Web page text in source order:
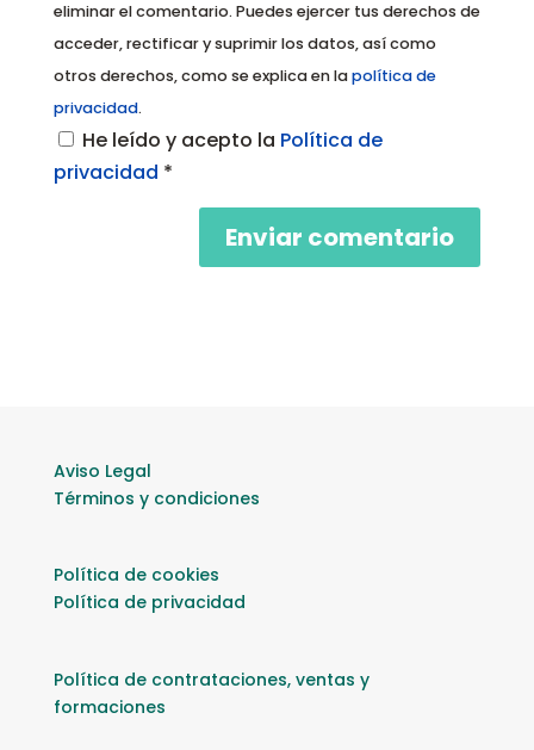
eliminar el comentario. Puedes ejercer tus derechos de
acceder, rectificar y suprimir los datos, así como
otros derechos, como se explica en lapolítica de
privacidad.
He leído y acepto la Política de
privacidad *
Aviso Legal
Términos y condiciones
Política de cookies
Política de privacidad
Política de contrataciones, ventas y
formaciones